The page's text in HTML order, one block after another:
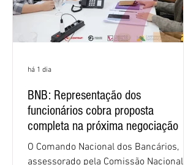
BNB: Representação dos
funcionários cobra proposta
completa na próxima negociação
O Comando Nacional dos Bancários,
assessorado pela Comissão Nacional
há 1 dia